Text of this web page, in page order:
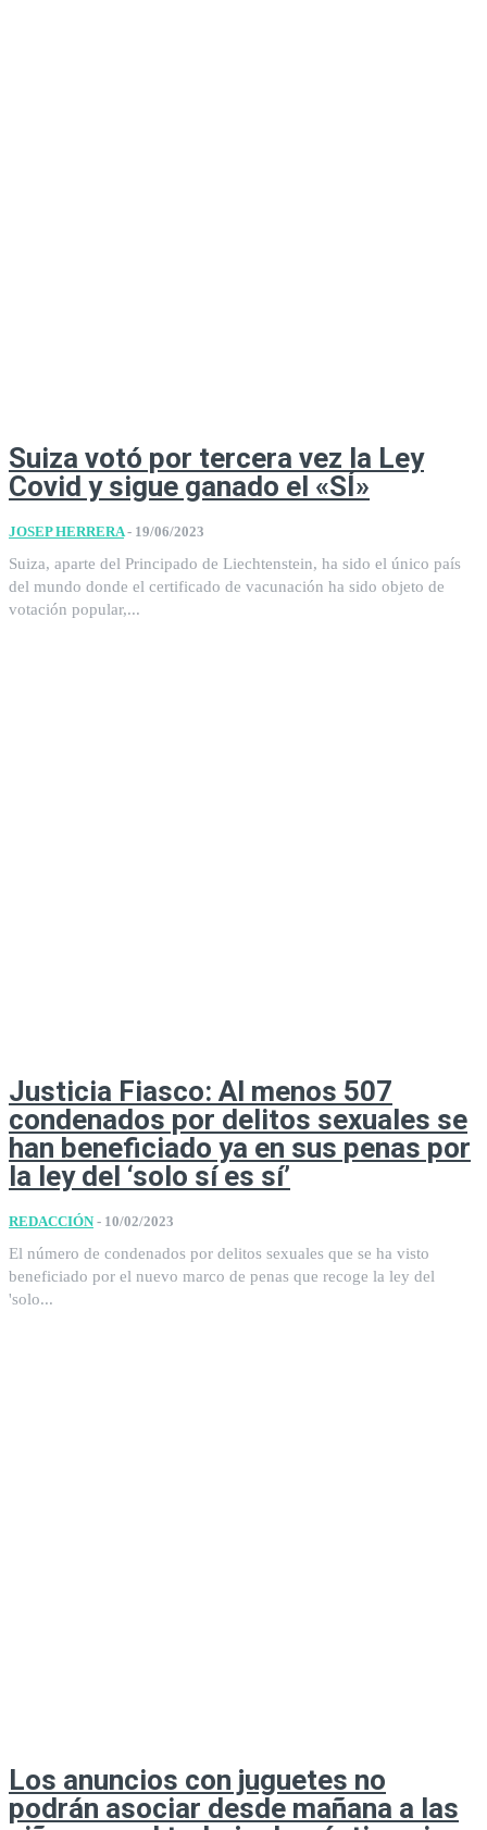
Suiza votó por tercera vez la Ley
Covid y sigue ganado el «SÍ»
JOSEP HERRERA - 19/06/2023
Suiza, aparte del Principado de Liechtenstein​​, ha sido el único país
del mundo donde el certificado de vacunación ha sido objeto de
votación popular,...
Justicia Fiasco: Al menos 507
condenados por delitos sexuales se
han beneficiado ya en sus penas por
la ley del ‘solo sí es sí’
REDACCIÓN - 10/02/2023
El número de condenados por delitos sexuales que se ha visto
beneficiado por el nuevo marco de penas que recoge la ley del
'solo...
Los anuncios con juguetes no
podrán asociar desde mañana a las